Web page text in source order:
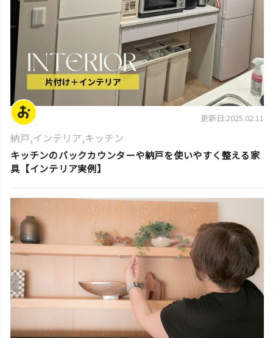
更新日:2025.02.11
納戸,インテリア,キッチン
キッチンのバックカウンターや納戸を使いやすく整える家
具【インテリア実例】
片付けのコツ・アイデア